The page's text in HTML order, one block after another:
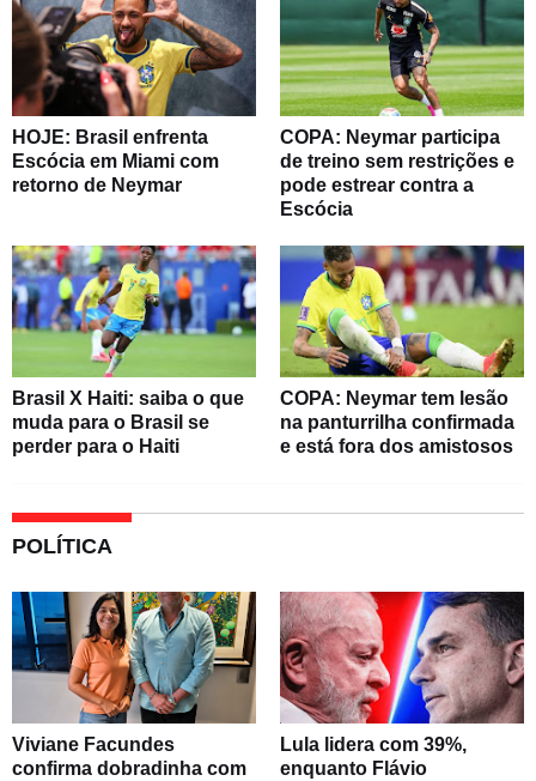
HOJE: Brasil enfrenta
Escócia em Miami com
retorno de Neymar
COPA: Neymar participa
de treino sem restrições e
pode estrear contra a
Escócia
Brasil X Haiti: saiba o que
muda para o Brasil se
perder para o Haiti
COPA: Neymar tem lesão
na panturrilha confirmada
e está fora dos amistosos
POLÍTICA
Viviane Facundes
confirma dobradinha com
Lula lidera com 39%,
enquanto Flávio